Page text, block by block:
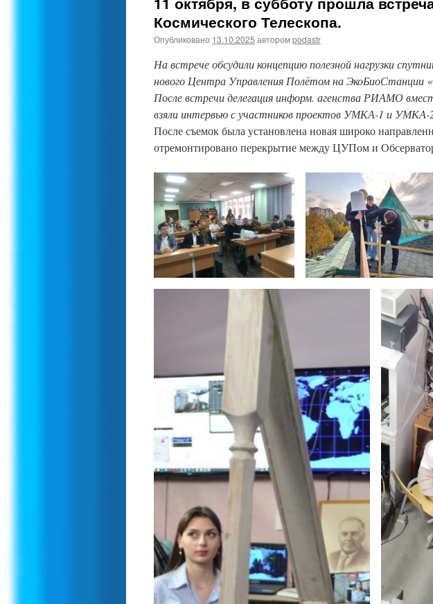
Космического Телескопа.
Опубликовано 13.10.2025 авторомpodastr
На встрече обсудили концепцию полезной нагрузки
нового Центра Управления Полётом на ЭкоБиоСтанции
После встречи делегация информ. агенства РИАМО
взяли интервью с участников проектов УМКА-1 и УМКА-
После съемок была установлена новая широко
отремонтировано перекрытие между ЦУПом и